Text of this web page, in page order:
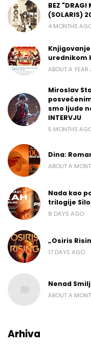
BEZ
(SOLARIS)
4 MONTHS
urednikom
ABOUT A YEAR
Miroslav
smo ljude
INTERVJU
5 MONTHS
Dina:
ABOUT A
Nada kao
trilogije
8 DAYS AGO
„Osiris
17 DAYS AGO
Nenad
ABOUT A
Arhiva